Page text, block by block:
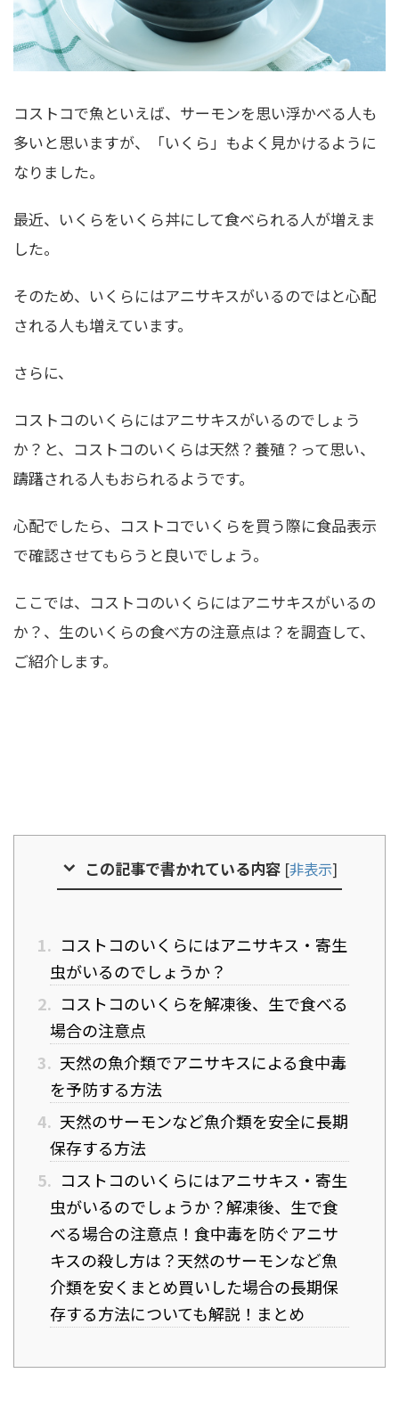
コストコで魚といえば、サーモンを思い浮かべる人も
多いと思いますが、「いくら」もよく見かけるように
なりました。
最近、いくらをいくら丼にして食べられる人が増えま
した。
そのため、いくらにはアニサキスがいるのではと心配
される人も増えています。
さらに、
コストコのいくらにはアニサキスがいるのでしょう
か？と、コストコのいくらは天然？養殖？って思い、
躊躇される人もおられるようです。
心配でしたら、コストコでいくらを買う際に食品表示
で確認させてもらうと良いでしょう。
ここでは、コストコのいくらにはアニサキスがいるの
か？、生のいくらの食べ方の注意点は？を調査して、
ご紹介します。
この記事で書かれている内容 [非表示]
1. コストコのいくらにはアニサキス・寄生
虫がいるのでしょうか？
2. コストコのいくらを解凍後、生で食べる
場合の注意点
3. 天然の魚介類でアニサキスによる食中毒
を予防する方法
4. 天然のサーモンなど魚介類を安全に長期
保存する方法
5. コストコのいくらにはアニサキス・寄生
虫がいるのでしょうか？解凍後、生で食
べる場合の注意点！食中毒を防ぐアニサ
キスの殺し方は？天然のサーモンなど魚
介類を安くまとめ買いした場合の長期保
存する方法についても解説！まとめ